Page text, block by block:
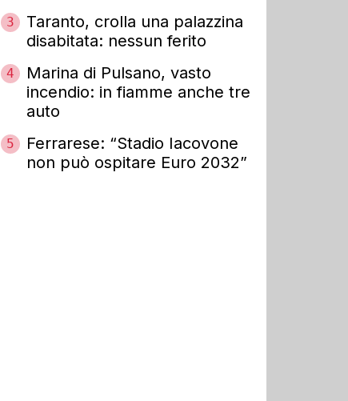
3
Taranto, crolla una palazzina
disabitata: nessun ferito
4
Marina di Pulsano, vasto
incendio: in fiamme anche tre
auto
5
Ferrarese: “Stadio Iacovone
non può ospitare Euro 2032”